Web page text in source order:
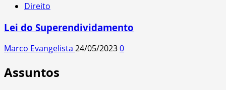
Direito
Lei do Superendividamento
Marco Evangelista 24/05/20230
Assuntos